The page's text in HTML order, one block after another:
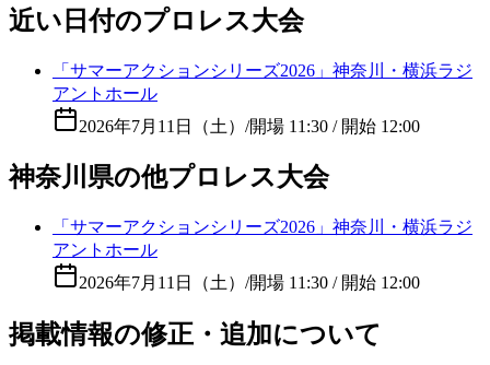
近い日付のプロレス大会
「サマーアクションシリーズ2026」神奈川・横浜ラジ
アントホール
2026年7月11日（土） /開場 11:30 / 開始 12:00
神奈川県の他プロレス大会
「サマーアクションシリーズ2026」神奈川・横浜ラジ
アントホール
2026年7月11日（土） /開場 11:30 / 開始 12:00
掲載情報の修正・追加について